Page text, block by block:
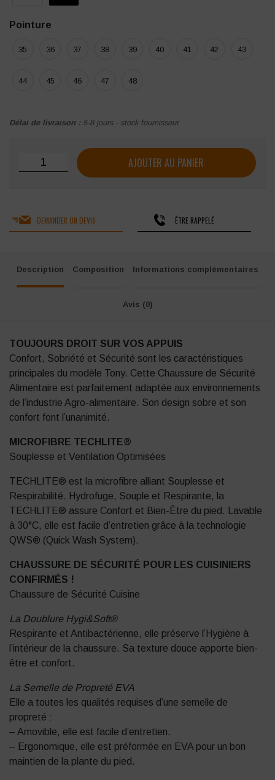
Pointure
35 36 37 38 39 40 41 42 43
44 45 46 47 48
Délai de livraison : 5-8 jours - stock fournisseur
quantité de Mocassins de sécurité Nordways Tony S2 SRC
AJOUTER AU PANIER
DEMANDER UN DEVIS ÊTRE RAPPELÉ
Description Composition Informations complémentaires
Avis (0)
TOUJOURS DROIT SUR VOS APPUIS
Confort, Sobriété et Sécurité sont les caractéristiques
principales du modèle Tony. Cette Chaussure de Sécurité
Alimentaire est parfaitement adaptée aux environnements
de l’industrie Agro-alimentaire. Son design sobre et son
confort font l’unanimité.
MICROFIBRE TECHLITE®
Souplesse et Ventilation Optimisées
TECHLITE® est la microfibre alliant Souplesse et
Respirabilité. Hydrofuge, Souple et Respirante, la
TECHLITE® assure Confort et Bien-Être du pied. Lavable
à 30°C, elle est facile d’entretien grâce à la technologie
QWS® (Quick Wash System).
CHAUSSURE DE SÉCURITÉ POUR LES CUISINIERS
CONFIRMÉS !
Chaussure de Sécurité Cuisine
La Doublure Hygi&Soft®
Respirante et Antibactérienne, elle préserve l’Hygiène à
l’intérieur de la chaussure. Sa texture douce apporte bien-
être et confort.
La Semelle de Propreté EVA
Elle a toutes les qualités requises d’une semelle de
propreté :
– Amovible, elle est facile d’entretien.
– Ergonomique, elle est préformée en EVA pour un bon
maintien de la plante du pied.